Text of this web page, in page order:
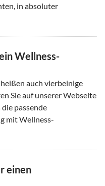
in absoluter
Wellness-
auch vierbeinige
Sie auf unserer Webseite
passende
mit Wellness-
einen